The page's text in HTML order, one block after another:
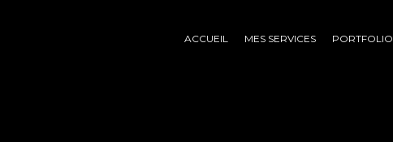
ACCUEIL MES SERVICES PORTFOLIO